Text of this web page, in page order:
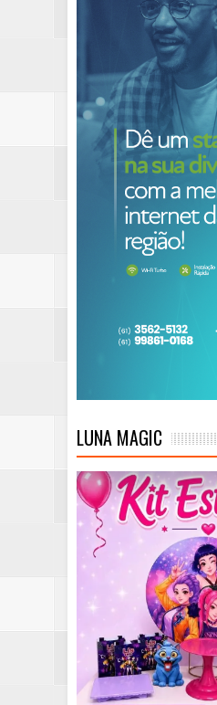
LUNA MAGIC